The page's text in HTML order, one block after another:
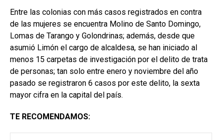
Entre las colonias con más casos registrados en contra
de las mujeres se encuentra Molino de Santo Domingo,
Lomas de Tarango y Golondrinas; además, desde que
asumió Limón el cargo de alcaldesa, se han iniciado al
menos 15 carpetas de investigación por el delito de trata
de personas; tan solo entre enero y noviembre del año
pasado se registraron 6 casos por este delito, la sexta
mayor cifra en la capital del país.
TE RECOMENDAMOS: